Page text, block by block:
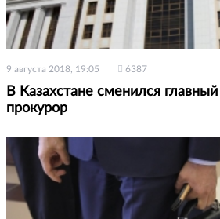
9 августа 2018, 19:05 6387
В Казахстане сменился
прокурор